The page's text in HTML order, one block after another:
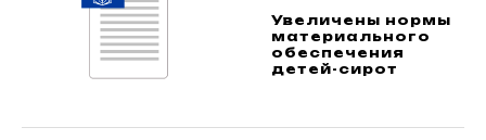
Увеличены нормы
материального
обеспечения
детей-сирот